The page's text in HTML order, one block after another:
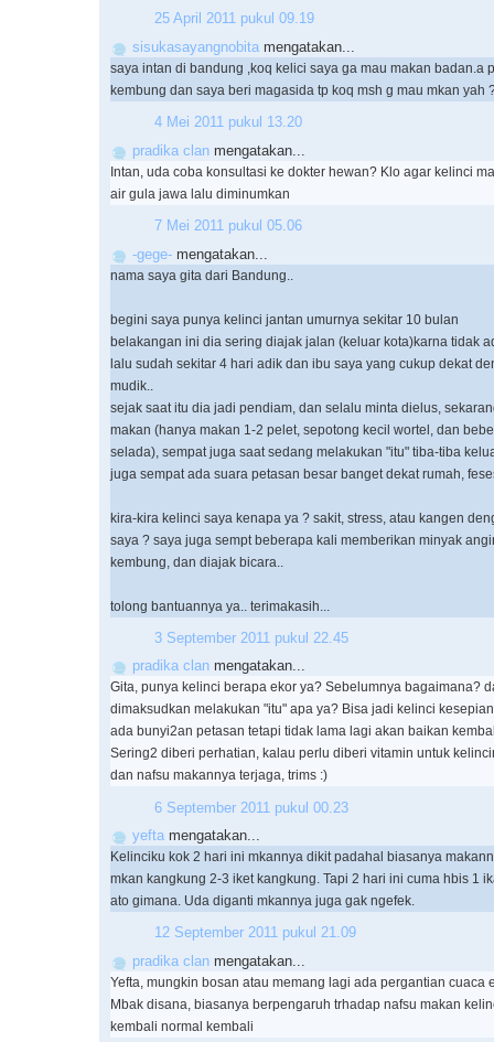
25 April 2011 pukul 09.19
sisukasayangnobita mengatakan...
saya intan di bandung ,koq kelici saya ga mau makan badan.a
kembung dan saya beri magasida tp koq msh g mau mkan yah
4 Mei 2011 pukul 13.20
pradika clan mengatakan...
Intan, uda coba konsultasi ke dokter hewan? Klo agar kelinci
air gula jawa lalu diminumkan
7 Mei 2011 pukul 05.06
-gege- mengatakan...
nama saya gita dari Bandung..
begini saya punya kelinci jantan umurnya sekitar 10 bulan
belakangan ini dia sering diajak jalan (keluar kota)karna tidak
lalu sudah sekitar 4 hari adik dan ibu saya yang cukup dekat
mudik..
sejak saat itu dia jadi pendiam, dan selalu minta dielus,
makan (hanya makan 1-2 pelet, sepotong kecil wortel, dan
selada), sempat juga saat sedang melakukan "itu" tiba-tiba
juga sempat ada suara petasan besar banget dekat rumah,
kira-kira kelinci saya kenapa ya ? sakit, stress, atau kangen
saya ? saya juga sempt beberapa kali memberikan minyak
kembung, dan diajak bicara..
tolong bantuannya ya.. terimakasih...
3 September 2011 pukul 22.45
pradika clan mengatakan...
Gita, punya kelinci berapa ekor ya? Sebelumnya bagaimana?
dimaksudkan melakukan "itu" apa ya? Bisa jadi kelinci
ada bunyi2an petasan tetapi tidak lama lagi akan baikan
Sering2 diberi perhatian, kalau perlu diberi vitamin untuk
dan nafsu makannya terjaga, trims :)
6 September 2011 pukul 00.23
yefta mengatakan...
Kelinciku kok 2 hari ini mkannya dikit padahal biasanya
mkan kangkung 2-3 iket kangkung. Tapi 2 hari ini cuma hbis 1
ato gimana. Uda diganti mkannya juga gak ngefek.
12 September 2011 pukul 21.09
pradika clan mengatakan...
Yefta, mungkin bosan atau memang lagi ada pergantian cuaca
Mbak disana, biasanya berpengaruh trhadap nafsu makan
kembali normal kembali